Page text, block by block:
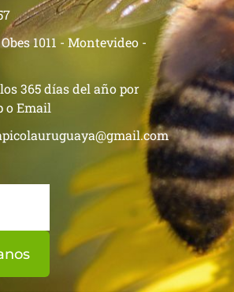
1011 - Montevideo -
365 días del año por
o Email